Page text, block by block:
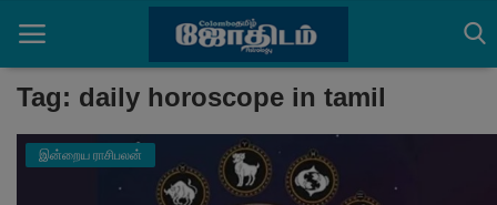
Home
Tag: daily horoscope in tamil
இன்றைய ராசிபலன்